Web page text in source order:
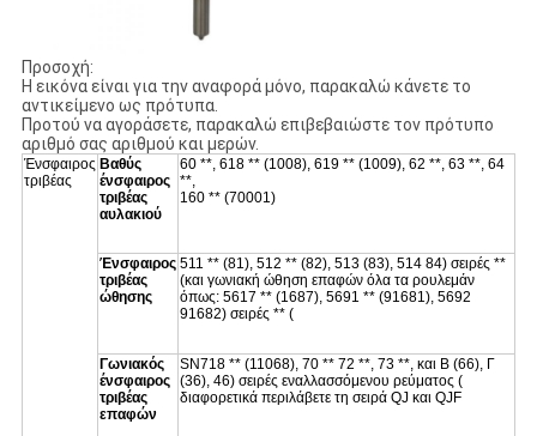
Προσοχή:
Η εικόνα είναι για την αναφορά μόνο, παρακαλώ κάνετε το
αντικείμενο ως πρότυπα.
Προτού να αγοράσετε, παρακαλώ επιβεβαιώστε τον πρότυπο
αριθμό σας αριθμού και μερών.
Ένσφαιρος
τριβέας
Βαθύς
ένσφαιρος
τριβέας
αυλακιού
60 **, 618 ** (1008), 619 ** (1009), 62 **, 63 **, 64
**,
160 ** (70001)
Ένσφαιρος
τριβέας
ώθησης
511 ** (81), 512 ** (82), 513 (83), 514 84) σειρές **
(και γωνιακή ώθηση επαφών όλα τα ρουλεμάν
όπως: 5617 ** (1687), 5691 ** (91681), 5692
91682) σειρές ** (
Γωνιακός
ένσφαιρος
τριβέας
επαφών
SN718 ** (11068), 70 ** 72 **, 73 **, και Β (66), Γ
(36), 46) σειρές εναλλασσόμενου ρεύματος (
διαφορετικά περιλάβετε τη σειρά QJ και QJF